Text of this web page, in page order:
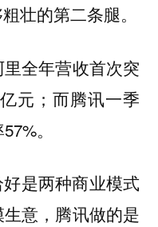
壮的第二条腿。
全年营收首次突
元；而腾讯一季
。
是两种商业模式
意，腾讯做的是